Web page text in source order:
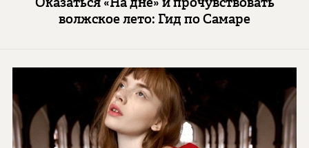
волжское лето: Гид по Самаре